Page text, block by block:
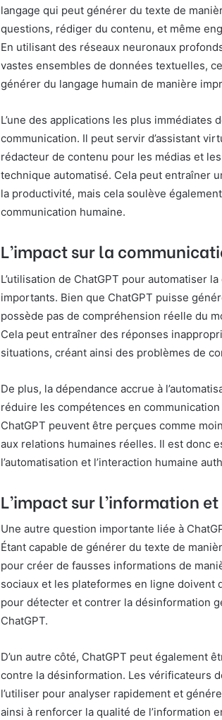
langage qui peut générer du texte de
questions, rédiger du contenu, et même
En utilisant des réseaux neuronaux
vastes ensembles de données textuelles,
générer du langage humain de manière
L’une des applications les plus immédiates
communication. Il peut servir d’assistant
rédacteur de contenu pour les médias et
technique automatisé. Cela peut entraîner
la productivité, mais cela soulève
communication humaine.
L’impact sur la
L’utilisation de ChatGPT pour automatiser
importants. Bien que ChatGPT puisse
possède pas de compréhension réelle du
Cela peut entraîner des réponses
situations, créant ainsi des problèmes de
De plus, la dépendance accrue à
réduire les compétences en
ChatGPT peuvent être perçues comme
aux relations humaines réelles. Il est donc
l’automatisation et l’interaction humaine
L’impact sur l’information
Une autre question importante liée à
Étant capable de générer du texte de
pour créer de fausses informations de
sociaux et les plateformes en ligne doivent
pour détecter et contrer la désinformation
ChatGPT.
D’un autre côté, ChatGPT peut également
contre la désinformation. Les vérificateurs
l’utiliser pour analyser rapidement et
ainsi à renforcer la qualité de l’information